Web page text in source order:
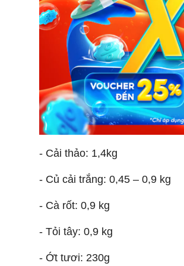
- Cải thảo: 1,4kg
- Củ cải trắng: 0,45 – 0,9 kg
- Cà rốt: 0,9 kg
- Tỏi tây: 0,9 kg
- Ớt tươi: 230g